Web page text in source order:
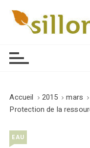
Accueil 2015 mars
Protection de la
EAU